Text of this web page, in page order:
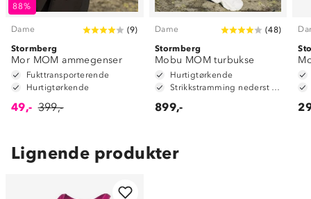
88%
Dame (9)
Stormberg
Mor MOM ammegenser
Fukttransporterende
Hurtigtørkende
49,- 399,-
Dame (48)
Stormberg
Mobu MOM turbukse
Hurtigtørkende
899,-
Lignende produkter